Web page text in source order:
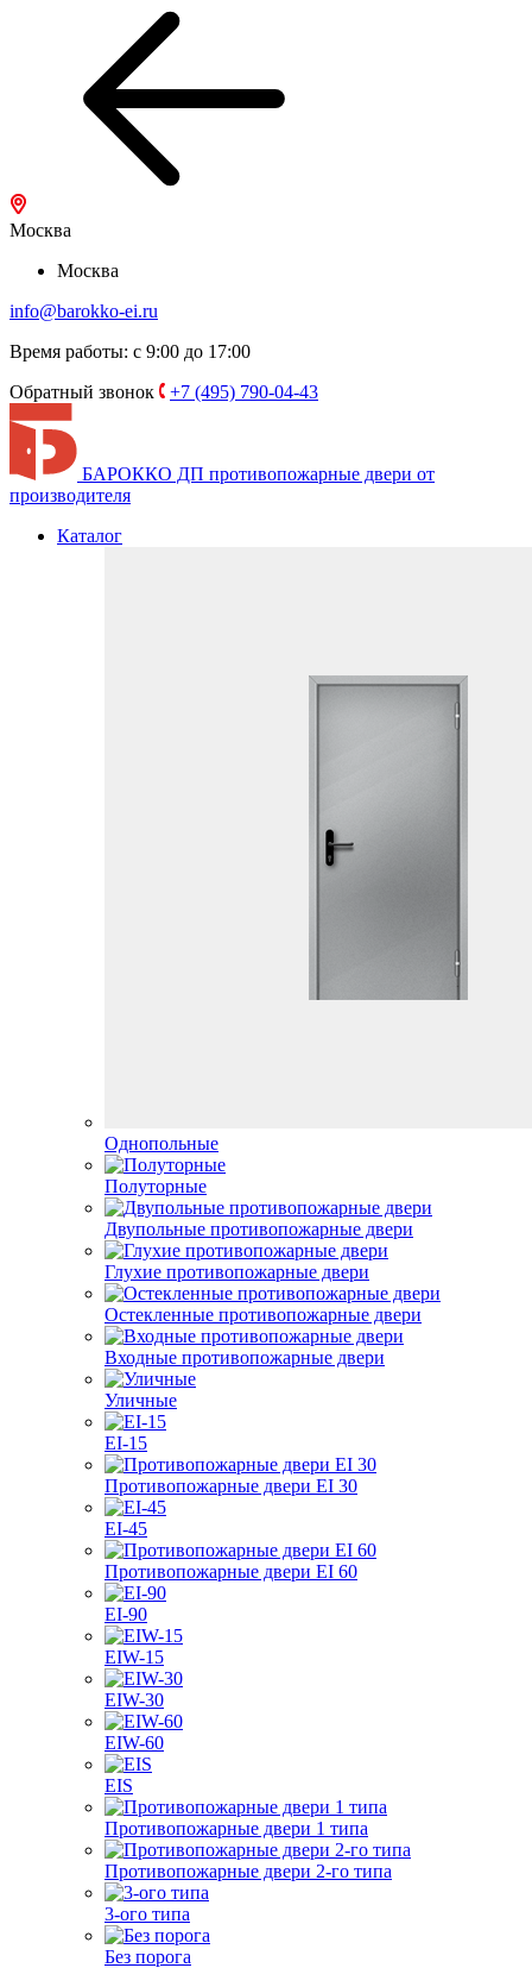
Москва
Москва
info@barokko-ei.ru
Время работы: с 9:00 до 17:00
Обратный звонок
+7 (495) 790-04-43
БАРОККО ДП противопожарные двери от
производителя
Каталог
Однопольные
Полуторные
Двупольные противопожарные двери
Глухие противопожарные двери
Остекленные противопожарные двери
Входные противопожарные двери
Уличные
EI-15
Противопожарные двери EI 30
EI-45
Противопожарные двери EI 60
EI-90
EIW-15
EIW-30
EIW-60
EIS
Противопожарные двери 1 типа
Противопожарные двери 2-го типа
3-ого типа
Без порога